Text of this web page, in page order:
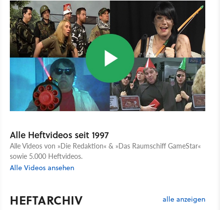
Alle Heftvideos seit 1997
Alle Videos von »Die Redaktion« & »Das Raumschiff GameStar«
sowie 5.000 Heftvideos.
Alle Videos ansehen
HEFTARCHIV alle anzeigen